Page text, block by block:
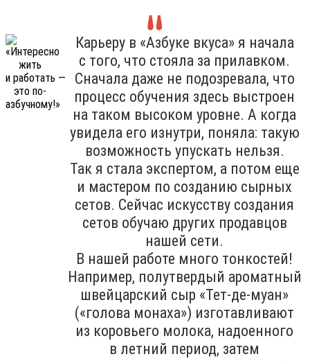
Карьеру в «Азбуке вкуса» я начала
с того, что стояла за прилавком.
Сначала даже не подозревала, что
процесс обучения здесь выстроен
на таком высоком уровне. А когда
увидела его изнутри, поняла: такую
возможность упускать нельзя.
Так я стала экспертом, а потом еще
и мастером по созданию сырных
сетов. Сейчас искусству создания
сетов обучаю других продавцов
нашей сети.
В нашей работе много тонкостей!
Например, полутвердый ароматный
швейцарский сыр «Тет-де-муан»
(«голова монаха») изготавливают
из коровьего молока, надоенного
в летний период, затем